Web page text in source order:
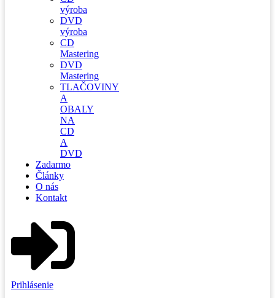
výroba
DVD
výroba
CD
Mastering
DVD
Mastering
TLAČOVINY
A
OBALY
NA
CD
A
DVD
Zadarmo
Články
O nás
Kontakt
Prihlásenie